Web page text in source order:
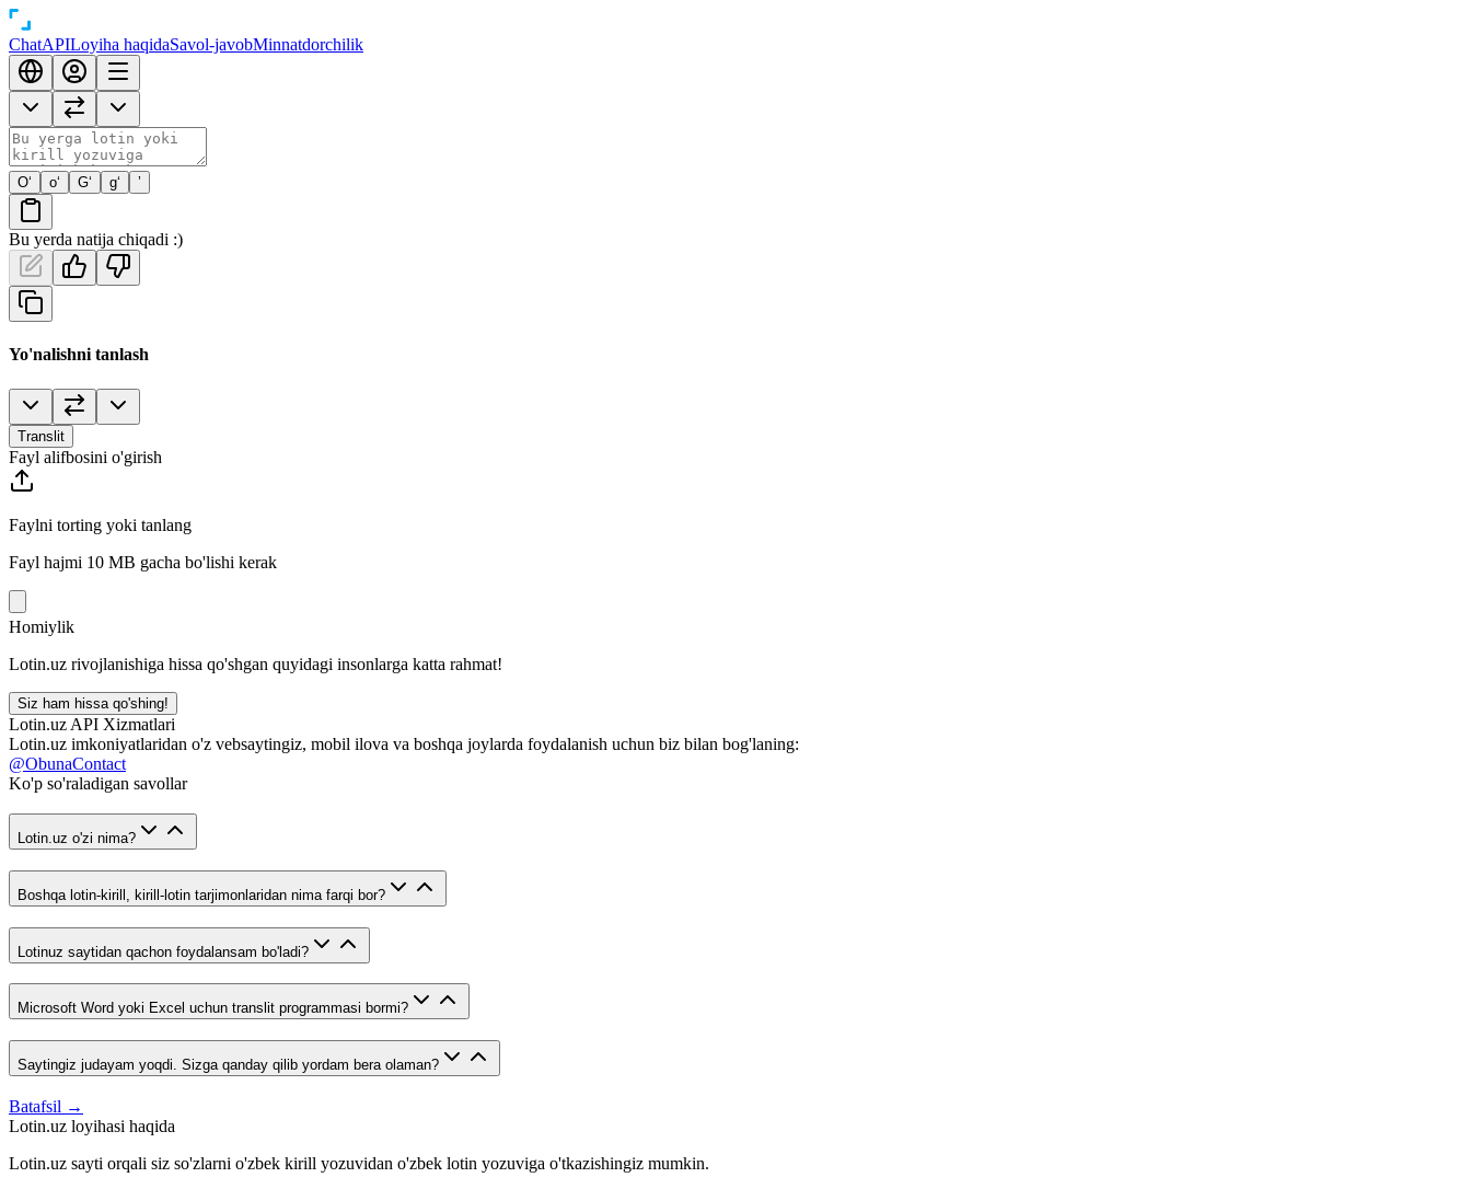
ChatAPILoyiha haqidaSavol-javobMinnatdorchilik
O‘ o‘ G‘ g‘ ’
Bu yerda natija chiqadi :)
Yo'nalishni tanlash
Translit
Fayl alifbosini o'girish
Faylni torting yoki tanlang
Fayl hajmi 10 MB gacha bo'lishi kerak
Homiylik
Lotin.uz rivojlanishiga hissa qo'shgan quyidagi insonlarga katta rahmat!
Siz ham hissa qo'shing!
Lotin.uz API Xizmatlari
Lotin.uz imkoniyatlaridan o'z vebsaytingiz, mobil ilova va boshqa joylarda foydalanish uchun biz bilan bog'laning:
@ObunaContact
Ko'p so'raladigan savollar
Lotin.uz o'zi nima?
Boshqa lotin-kirill, kirill-lotin tarjimonlaridan nima farqi bor?
Lotinuz saytidan qachon foydalansam bo'ladi?
Microsoft Word yoki Excel uchun translit programmasi bormi?
Saytingiz judayam yoqdi. Sizga qanday qilib yordam bera olaman?
Batafsil →
Lotin.uz loyihasi haqida
Lotin.uz sayti orqali siz so'zlarni o'zbek kirill yozuvidan o'zbek lotin yozuviga o'tkazishingiz mumkin.